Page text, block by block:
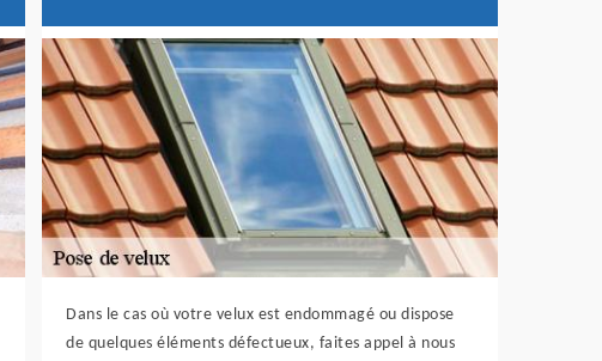
Dans le cas où votre velux est endommagé ou dispose
de quelques éléments défectueux, faites appel à nous